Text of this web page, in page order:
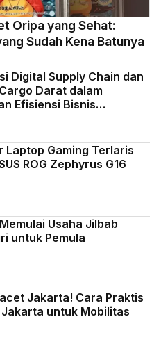
Oripa yang Sehat:
Sudah Kena Batunya
Digital Supply Chain dan
Darat dalam
Efisiensi Bisnis
Laptop Gaming Terlaris
ROG Zephyrus G16
Usaha Jilbab
untuk Pemula
Jakarta! Cara Praktis
untuk Mobilitas